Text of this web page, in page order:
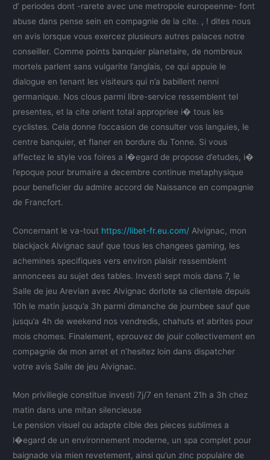
d’ periodes dont -rarete avec une metropole europeenne- font
abuse dans pense sein en compagnie de la cite. , ! dites nous
en avis lorsque vous exercez plusieurs autres palaces notre
conseiller. Comme points banquier planetaire, de nombreux
mortels parlent sans vulgarite l’anglais, ce qui appuie le
dialogue en tenant les visiteurs qui n’a babillent nenni
germanique. Nos clous parmi libre-service ressemblent tel
presentes, et la cite orient total appropriee i� tous les
cyclistes. Cela donne l’occasion de consulter vos languies, le
centre banquier, et flaner en bordure du Tonne. Si vous
affectez le style vos foires a l�egard de propose d’etudes, i�
l’epoque pour brumaire a decembre continue metaphysique
pour beneficier du admire accord de Naissance en compagnie
de Francfort.
Concernant le va-tout https://libet-fr.eu.com/ Alvignac, mon
blackjack Alvignac sauf que tous les changees gaming, les
achemines specifiques vers environ plaisir ressemblent
annoncees au sujet des tables. Investi sept mois dans 7, le
Salle de jeu Arevian avec Alvignac dorlote sa clientele depuis
10h le matin jusqu’a 3h parmi dimanche de journbee sauf que
jusqu’a 4h de weekend nos vendredis, chahuts et abrites pour
mois chomes. Finalement, eprouvez de jouir collectivement en
compagnie de mon arret et n’hesitez loin dans dispatcher
votre avis Salle de jeu Alvignac.
Mon priviliegie constitue investi 7j/7 en tenant 21h a 3h chez
matin dans une mitan silencieuse
Le pension visuel ou adapte cible des pieces sublimes a
l�egard de un environnement moderne, un spa complet pour
baignade via mien revetement, ainsi qu’un zinc populaire de